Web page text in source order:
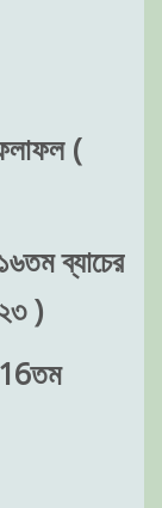
(
ব্যাচের
)
16তম